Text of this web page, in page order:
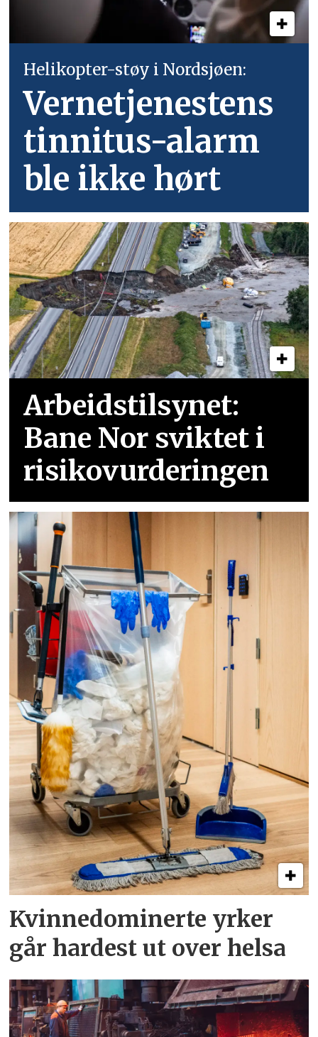
Helikopter-støy i Nordsjøen:
Vernetjenestens
tinnitus-alarm
ble ikke hørt
Arbeidstilsynet:
Bane Nor sviktet i
risikovurderingen
Kvinnedominerte yrker
går hardest ut over helsa